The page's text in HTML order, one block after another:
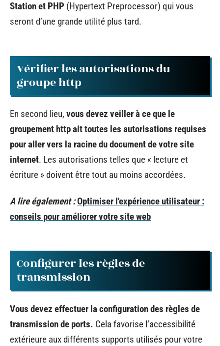
Station et PHP (Hypertext Preprocessor) qui vous
seront d’une grande utilité plus tard.
Vérifier les autorisations du
groupe http
En second lieu, vous devez veiller à ce que le
groupement http ait toutes les autorisations requises
pour aller vers la racine du document de votre site
internet. Les autorisations telles que « lecture et
écriture » doivent être tout au moins accordées.
A lire également :Optimiser l'expérience utilisateur :
conseils pour améliorer votre site web
Configurer les règles de
transmission
Vous devez effectuer la configuration des règles de
transmission de ports. Cela favorise l’accessibilité
extérieure aux différents supports utilisés pour votre